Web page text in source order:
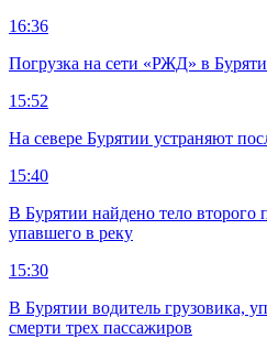
16:36
Погрузка на сети «РЖД» в
15:52
На севере Бурятии устраняют
15:40
В Бурятии найдено тело второго
упавшего в реку
15:30
В Бурятии водитель грузовика,
смерти трех пассажиров